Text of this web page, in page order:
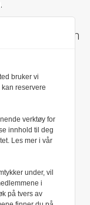
et klageorgan
som
bruker vi
reservere
verktøy for
innhold til deg
Les mer i vår
under, vil
i
på tvers av